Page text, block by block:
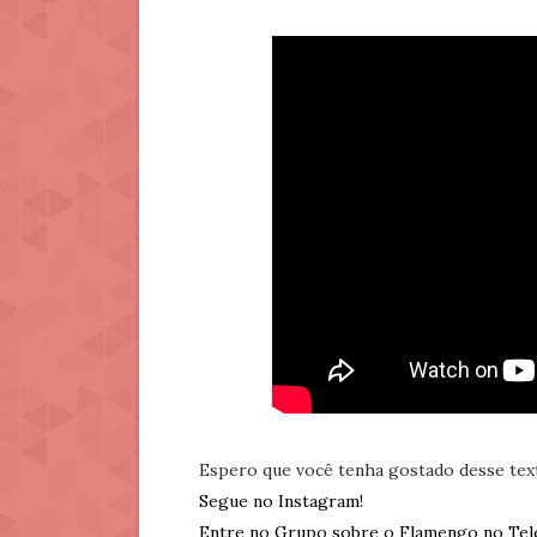
Espero que você tenha gostado desse
Segue no Instagram!
Entre no Grupo sobre o Flamengo no